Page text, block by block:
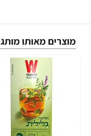
מוצרים מאותו מותג